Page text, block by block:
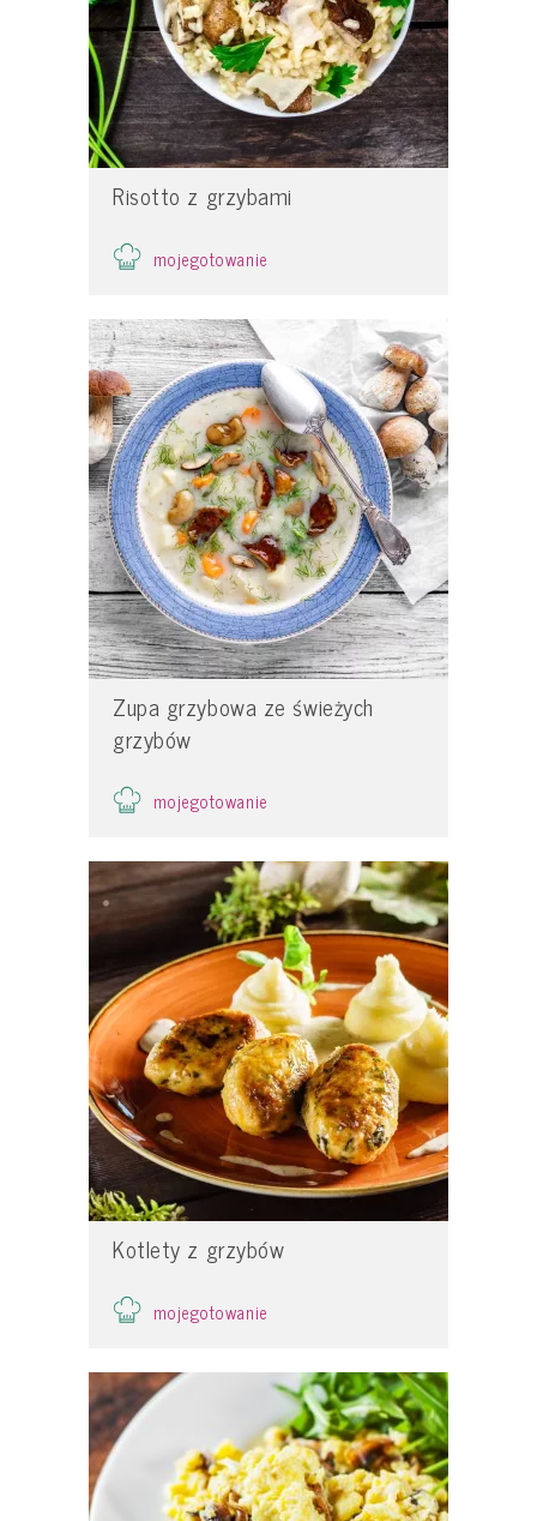
Risotto z grzybami
mojegotowanie
Zupa grzybowa ze świeżych
grzybów
mojegotowanie
Kotlety z grzybów
mojegotowanie